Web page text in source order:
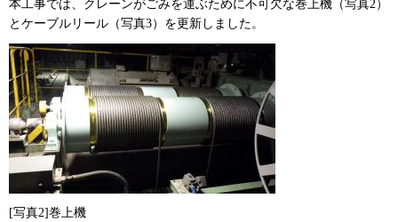
本工事では、クレーンがごみを運ぶために不可欠な巻上機（写真2）
とケーブルリール（写真3）を更新しました。
[写真2]巻上機